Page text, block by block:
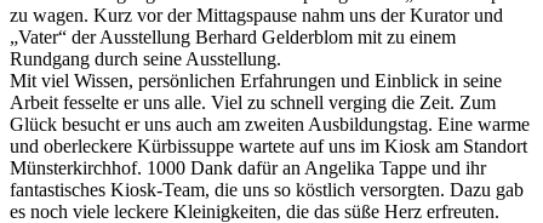
zu wagen. Kurz vor der Mittagspause nahm uns der Kurator und
„Vater“ der Ausstellung Berhard Gelderblom mit zu einem
Rundgang durch seine Ausstellung.
Mit viel Wissen, persönlichen Erfahrungen und Einblick in seine
Arbeit fesselte er uns alle. Viel zu schnell verging die Zeit. Zum
Glück besucht er uns auch am zweiten Ausbildungstag. Eine warme
und oberleckere Kürbissuppe wartete auf uns im Kiosk am Standort
Münsterkirchhof. 1000 Dank dafür an Angelika Tappe und ihr
fantastisches Kiosk-Team, die uns so köstlich versorgten. Dazu gab
es noch viele leckere Kleinigkeiten, die das süße Herz erfreuten.